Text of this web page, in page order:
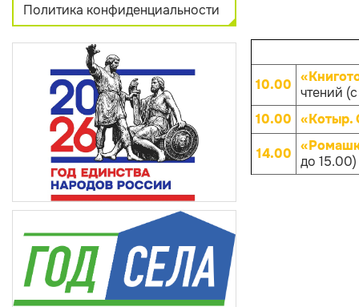
Политика конфиденциальности
10.00 чтений
10.00 «Котыр.
14.00 до 15.00)